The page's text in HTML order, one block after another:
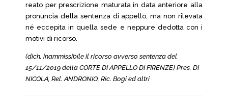
reato per prescrizione maturata in data anteriore alla
pronuncia della sentenza di appello, ma non rilevata
né eccepita in quella sede e neppure dedotta con i
motivi di ricorso.
(dich. inammissibile il ricorso avverso sentenza del
15/11/2019 della CORTE DI APPELLO DI FIRENZE) Pres. DI
NICOLA, Rel. ANDRONIO, Ric. Bogi ed altri